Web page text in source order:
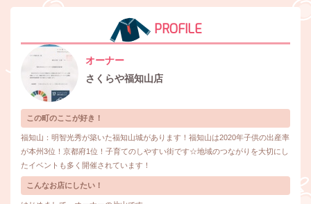
PROFILE
オーナー
さくらや福知山店
この町のここが好き！
福知山：明智光秀が築いた福知山城があります！福知山は2020年子供の出産率
が本州3位！京都府1位！子育てのしやすい街です☆地域のつながりを大切にし
たイベントも多く開催されています！
こんなお店にしたい！